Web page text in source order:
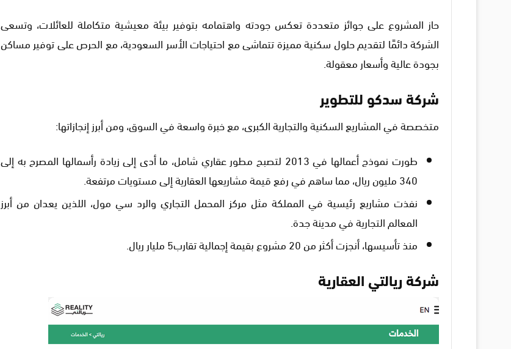
حاز المشروع على جوائز متعددة تعكس جودته واهتمامه بتوفير بيئة معيشية متكاملة للعائلات، وتسعى
الشركة دائمًا لتقديم حلول سكنية مميزة تتماشى مع احتياجات الأسر السعودية، مع الحرص على توفير مساكن
بجودة عالية وأسعار معقولة.
شركة سدكو للتطوير
متخصصة في المشاريع السكنية والتجارية الكبرى، مع خبرة واسعة في السوق، ومن أبرز إنجازاتها:
طورت نموذج أعمالها في 2013 لتصبح مطور عقاري شامل، ما أدى إلى زيادة رأسمالها المصرح به إلى
340 مليون ريال، مما ساهم في رفع قيمة مشاريعها العقارية إلى مستويات مرتفعة.
نفذت مشاريع رئيسية في المملكة مثل مركز المحمل التجاري والرد سي مول، اللذين يعدان من أبرز
المعالم التجارية في مدينة جدة.
منذ تأسيسها، أنجزت أكثر من 20 مشروع بقيمة إجمالية تقارب5 مليار ريال.
شركةريالتي العقارية